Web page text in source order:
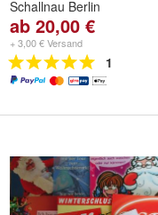
Schallnau Berlin
Motiv:1887- 9er Set inkl
Einschreibegebühr
4er Set
ab 20,00 €
+ 3,00 € Versand
1